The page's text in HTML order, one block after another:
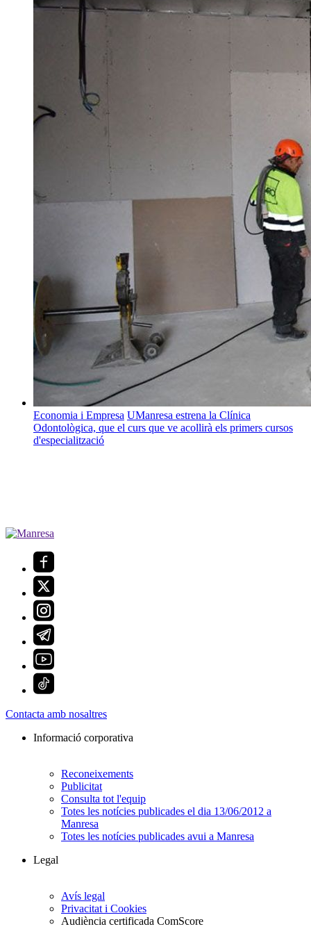
Economia i Empresa UManresa estrena la Clínica
Odontològica, que el curs que ve acollirà els primers cursos
d'especialització
Contacta amb nosaltres
Informació corporativa
Reconeixements
Publicitat
Consulta tot l'equip
Totes les notícies publicades el dia 13/06/2012 a
Manresa
Totes les notícies publicades avui a Manresa
Legal
Avís legal
Privacitat i Cookies
Audiència certificada ComScore